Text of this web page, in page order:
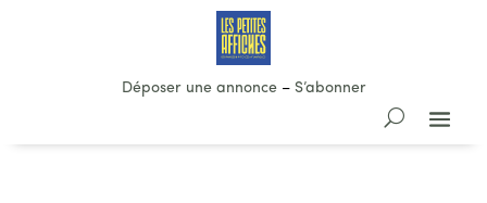
Déposer une annonce– S’abonner